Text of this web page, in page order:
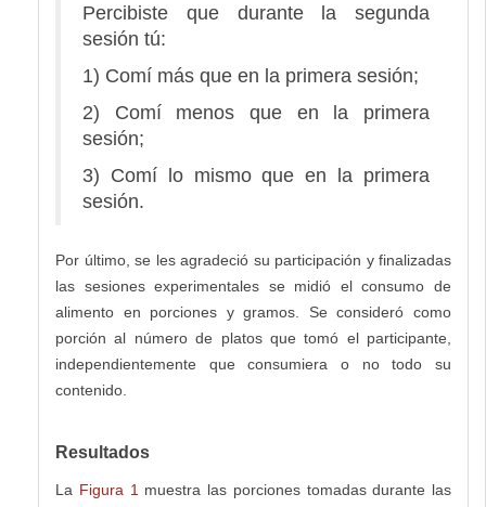
Percibiste que durante la segunda
sesión tú:
1) Comí más que en la primera sesión;
2) Comí menos que en la primera
sesión;
3) Comí lo mismo que en la primera
sesión.
Por último, se les agradeció su participación y finalizadas
las sesiones experimentales se midió el consumo de
alimento en porciones y gramos. Se consideró como
porción al número de platos que tomó el participante,
independientemente que consumiera o no todo su
contenido.
Resultados
La Figura 1 muestra las porciones tomadas durante las